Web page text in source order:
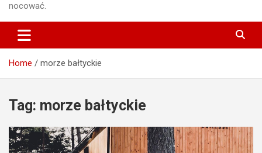
nocować.
Home morze bałtyckie
Tag: morze bałtyckie